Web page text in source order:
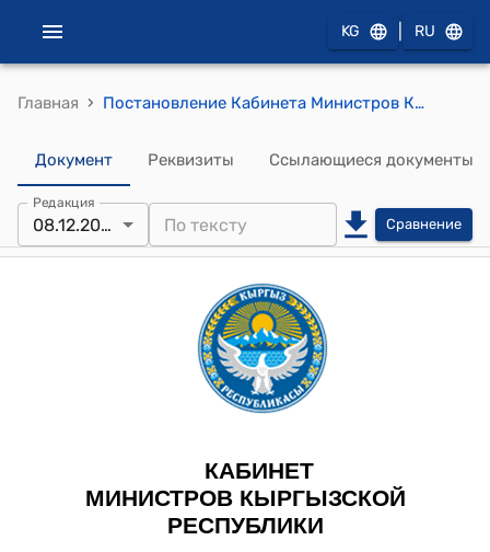
KG RU
Главная › Постановление Кабинета Министров Кыргызской Республики от 13 января 2023 года № 9 "О некоторых вопросах в сфере рынка ценных бумаг"
Документ Реквизиты Ссылающиеся документы
Редакция
08.12.2025 Сравнение